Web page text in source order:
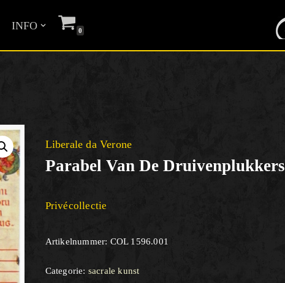
INFO 0
Liberale da Verone
Parabel Van De Druivenplukkers
Privécollectie
Artikelnummer: COL 1596.001
Categorie: sacrale kunst